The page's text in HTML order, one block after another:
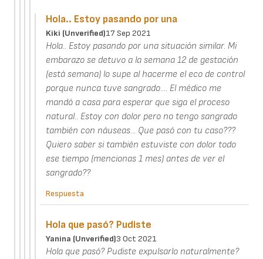
Hola.. Estoy pasando por una
Kiki (unverified)17 Sep 2021
Hola.. Estoy pasando por una situación similar. Mi
embarazo se detuvo a la semana 12 de gestación
(está semana) lo supe al hacerme el eco de control
porque nunca tuve sangrado.... El médico me
mandó a casa para esperar que siga el proceso
natural.. Estoy con dolor pero no tengo sangrado
también con náuseas... Que pasó con tu caso???
Quiero saber si también estuviste con dolor todo
ese tiempo (mencionas 1 mes) antes de ver el
sangrado??
Respuesta
Hola que pasó? Pudiste
Yanina (unverified)3 Oct 2021
Hola que pasó? Pudiste expulsarlo naturalmente?